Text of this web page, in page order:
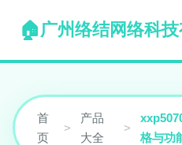
广州络结网络科技
首
页
>
产品
大全
>
格与功